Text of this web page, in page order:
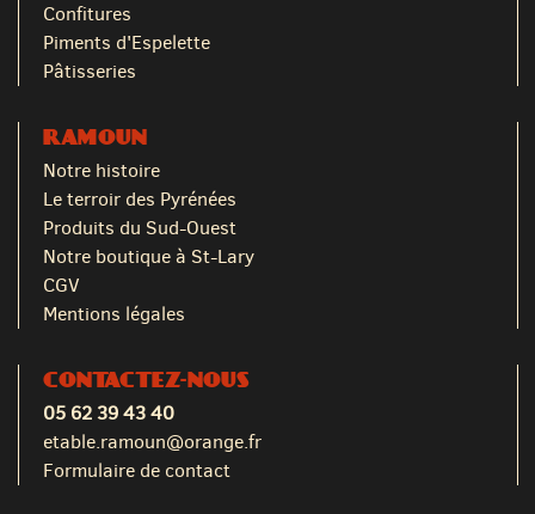
Confitures
Piments d'Espelette
Pâtisseries
RAMOUN
Notre histoire
Le terroir des Pyrénées
Produits du Sud-Ouest
Notre boutique à St-Lary
CGV
Mentions légales
CONTACTEZ-NOUS
05 62 39 43 40
etable.ramoun@orange.fr
Formulaire de contact